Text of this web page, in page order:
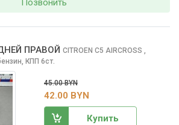
Позвонить
ПРАВОЙ CITROEN C5 AIRCROSS ,
КПП 6ст.
45.00 BYN
42.00 BYN
Купить